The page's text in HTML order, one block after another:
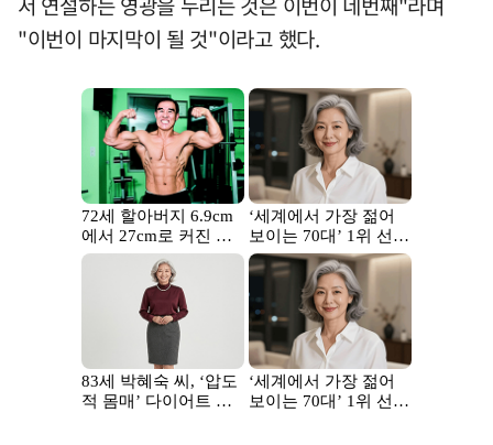
"이번이 마지막이 될 것"이라고 했다.